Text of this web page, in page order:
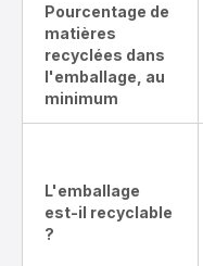
Pourcentage de
matières
recyclées dans
l'emballage, au
minimum
L'emballage
est-il recyclable
?